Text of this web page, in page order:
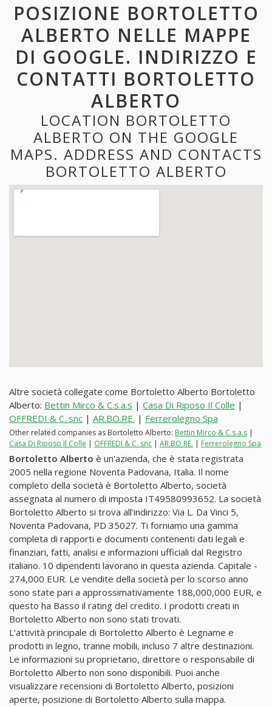
POSIZIONE BORTOLETTO
ALBERTO NELLE MAPPE
DI GOOGLE. INDIRIZZO E
CONTATTI BORTOLETTO
ALBERTO
LOCATION BORTOLETTO
ALBERTO ON THE GOOGLE
MAPS. ADDRESS AND CONTACTS
BORTOLETTO ALBERTO
Altre società collegate come Bortoletto Alberto Bortoletto
Alberto: Bettin Mirco & C.s.a.s | Casa Di Riposo Il Colle |
OFFREDI & C. snc | AR.BO.RE. | Ferrerolegno Spa
Other related companies as Bortoletto Alberto: Bettin Mirco & C.s.a.s |
Casa Di Riposo Il Colle | OFFREDI & C. snc | AR.BO.RE. | Ferrerolegno Spa
Bortoletto Alberto è un'azienda, che è stata registrata
2005 nella regione Noventa Padovana, Italia. Il nome
completo della società è Bortoletto Alberto, società
assegnata al numero di imposta IT49580993652. La società
Bortoletto Alberto si trova all'indirizzo: Via L. Da Vinci 5,
Noventa Padovana, PD 35027. Ti forniamo una gamma
completa di rapporti e documenti contenenti dati legali e
finanziari, fatti, analisi e informazioni ufficiali dal Registro
italiano. 10 dipendenti lavorano in questa azienda. Capitale -
274,000 EUR. Le vendite della società per lo scorso anno
sono state pari a approssimativamente 188,000,000 EUR, e
questo ha Basso il rating del credito. I prodotti creati in
Bortoletto Alberto non sono stati trovati.
L'attività principale di Bortoletto Alberto è Legname e
prodotti in legno, tranne mobili, incluso 7 altre destinazioni.
Le informazioni su proprietario, direttore o responsabile di
Bortoletto Alberto non sono disponibili. Puoi anche
visualizzare recensioni di Bortoletto Alberto, posizioni
aperte, posizione di Bortoletto Alberto sulla mappa.